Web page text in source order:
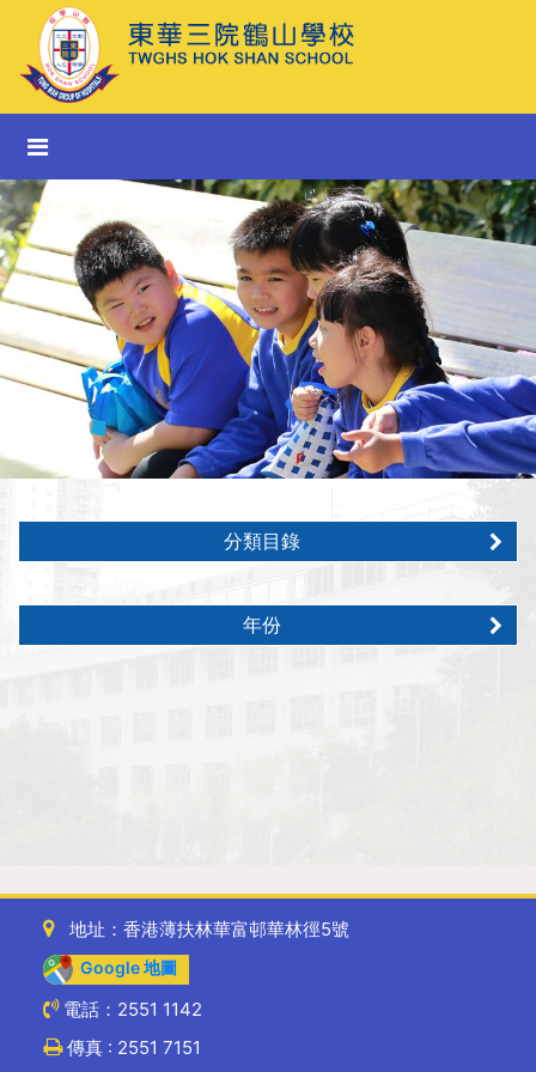
分類目錄
年份
地址：香港薄扶林華富邨華林徑5號
Google 地圖
電話：2551 1142
傳真 : 2551 7151